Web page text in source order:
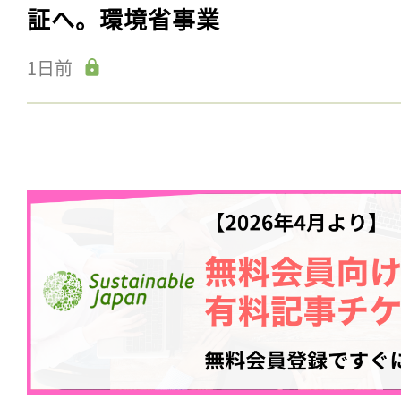
証へ。環境省事業
1日前